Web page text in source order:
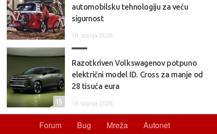
automobilsku tehnologiju za veću
sigurnost
16. srpnja 2026.
Razotkriven Volkswagenov potpuno
električni model ID. Cross za manje od
28 tisuća eura
16. srpnja 2026.
15
Forum Bug Mreža
Autonet